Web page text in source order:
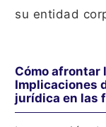
su entidad
Cómo afrontar
Implicaciones
jurídica en las